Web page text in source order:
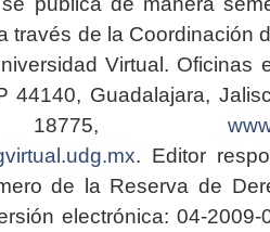
través de la Coordinación
Virtual. Oficinas
44140, Guadalajara,
. Editor
de la Reserva de
electrónica: 04-2009-